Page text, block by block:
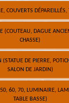
COUVERTS DÉPAREILLÉS,
(COUTEAU, DAGUE
CHASSE)
(STATUE DE PIERRE,
SALON DE JARDIN)
60, 70, LUMINAIRE,
TABLE BASSE)